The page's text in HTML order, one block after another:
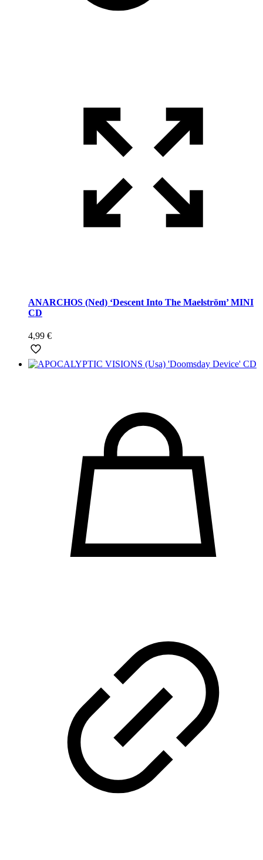
ANARCHOS (Ned) ‘Descent Into The Maelström’ MINI
CD
4,99 €